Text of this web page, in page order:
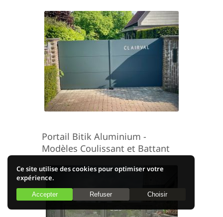
Portail Bitik Aluminium -
Modèles Coulissant et Battant
Ce site utilise des cookies pour optimiser votre
expérience.
Accepter Refuser Choisir